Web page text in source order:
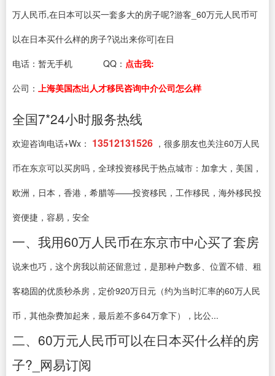
万人民币,在日本可以买一套多大的房子呢?游客_60万元人民币可
以在日本买什么样的房子?说出来你可|在日
电话： 暂无手机 QQ： 点击我:
公司： 上海美国杰出人才移民咨询中介公司怎么样
全国7*24小时服务热线
欢迎咨询电话+Wx： 13512131526 ，很多朋友也关注60万人民
币在东京可以买房吗，全球投资移民于热点城市：加拿大，美国，
欧洲，日本，香港，希腊等——投资移民，工作移民，海外移民投
资便捷，容易，安全
一、我用60万人民币在东京市中心买了套房
说来也巧，这个房我以前还留意过，是那种户数多、位置不错、租
客稳固的优质秒杀房，定价920万日元（约为当时汇率的60万人民
币，其他杂费加起来，最后差不多64万拿下），比公...
二、60万元人民币可以在日本买什么样的房
子?_网易订阅